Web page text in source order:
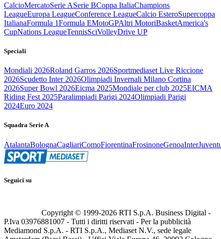
CalcioMercatoSerie ASerie BCoppa ItaliaChampions
LeagueEuropa LeagueConference LeagueCalcio EsteroSupercoppa
ItalianaFormula 1Formula EMotoGPAltri MotoriBasketAmerica's
CupNations LeagueTennisSciVolleyDrive UP
Speciali
Mondiali 2026Roland Garros 2026Sportmediaset Live Riccione
2026Scudetto Inter 2026Olimpiadi Invernali Milano Cortina
2026Super Bowl 2026Eicma 2025Mondiale per club 2025EICMA
Riding Fest 2025Paralimpiadi Parigi 2024Olimpiadi Parigi
2024Euro 2024
Squadra Serie A
AtalantaBolognaCagliariComoFiorentinaFrosinoneGenoaInter
Seguici su
Copyright © 1999-2026 RTI S.p.A. Business Digital -
P.Iva 03976881007 - Tutti i diritti riservati - Per la pubblicità
Mediamond S.p.A. - RTI S.p.A., Mediaset N.V., sede legale